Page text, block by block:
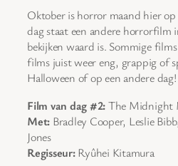
Oktober is horror maand hier op
dag staat een andere horrorfilm
bekijken waard is. Sommige
films juist weer eng, grappig of
Halloween of op een andere dag!
Film van dag #2:The Midnight
Met: Bradley Cooper, Leslie
Jones
Regisseur:Ryûhei Kitamura